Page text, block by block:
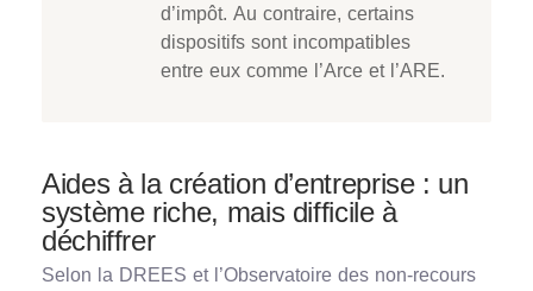
d’impôt. Au contraire, certains
dispositifs sont incompatibles
entre eux comme l’Arce et l’ARE.
Aides à la création d’entreprise : un
système riche, mais difficile à
déchiffrer
Selon la DREES et l’Observatoire des non-recours